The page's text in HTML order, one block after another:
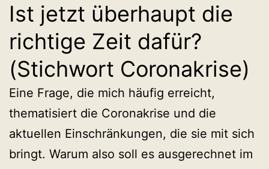
Ist jetzt überhaupt die
richtige Zeit dafür?
(Stichwort Coronakrise)
Eine Frage, die mich häufig erreicht,
thematisiert die Coronakrise und die
aktuellen Einschränkungen, die sie mit sich
bringt. Warum also soll es ausgerechnet im